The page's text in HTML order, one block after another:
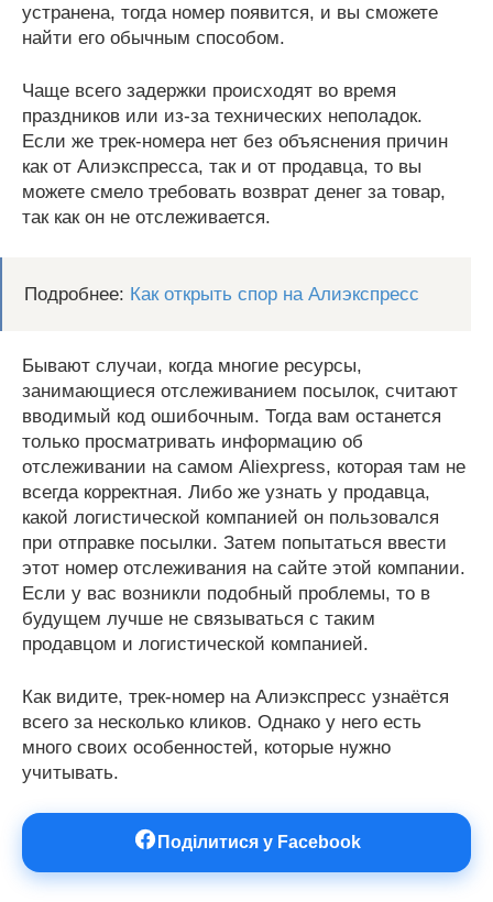
устранена, тогда номер появится, и вы сможете
найти его обычным способом.
Чаще всего задержки происходят во время
праздников или из-за технических неполадок.
Если же трек-номера нет без объяснения причин
как от Алиэкспресса, так и от продавца, то вы
можете смело требовать возврат денег за товар,
так как он не отслеживается.
Подробнее: Как открыть спор на Алиэкспресс
Бывают случаи, когда многие ресурсы,
занимающиеся отслеживанием посылок, считают
вводимый код ошибочным. Тогда вам останется
только просматривать информацию об
отслеживании на самом Aliexpress, которая там не
всегда корректная. Либо же узнать у продавца,
какой логистической компанией он пользовался
при отправке посылки. Затем попытаться ввести
этот номер отслеживания на сайте этой компании.
Если у вас возникли подобный проблемы, то в
будущем лучше не связываться с таким
продавцом и логистической компанией.
Как видите, трек-номер на Алиэкспресс узнаётся
всего за несколько кликов. Однако у него есть
много своих особенностей, которые нужно
учитывать.
Поділитися у Facebook